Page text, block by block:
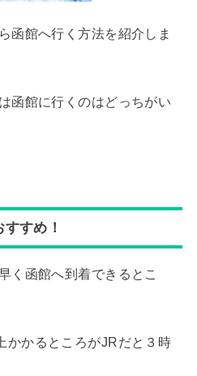
函館へ行く方法を紹介しま
函館に行くのはどっちがい
すめ！
く函館へ到着できるとこ
かかるところがJRだと３時